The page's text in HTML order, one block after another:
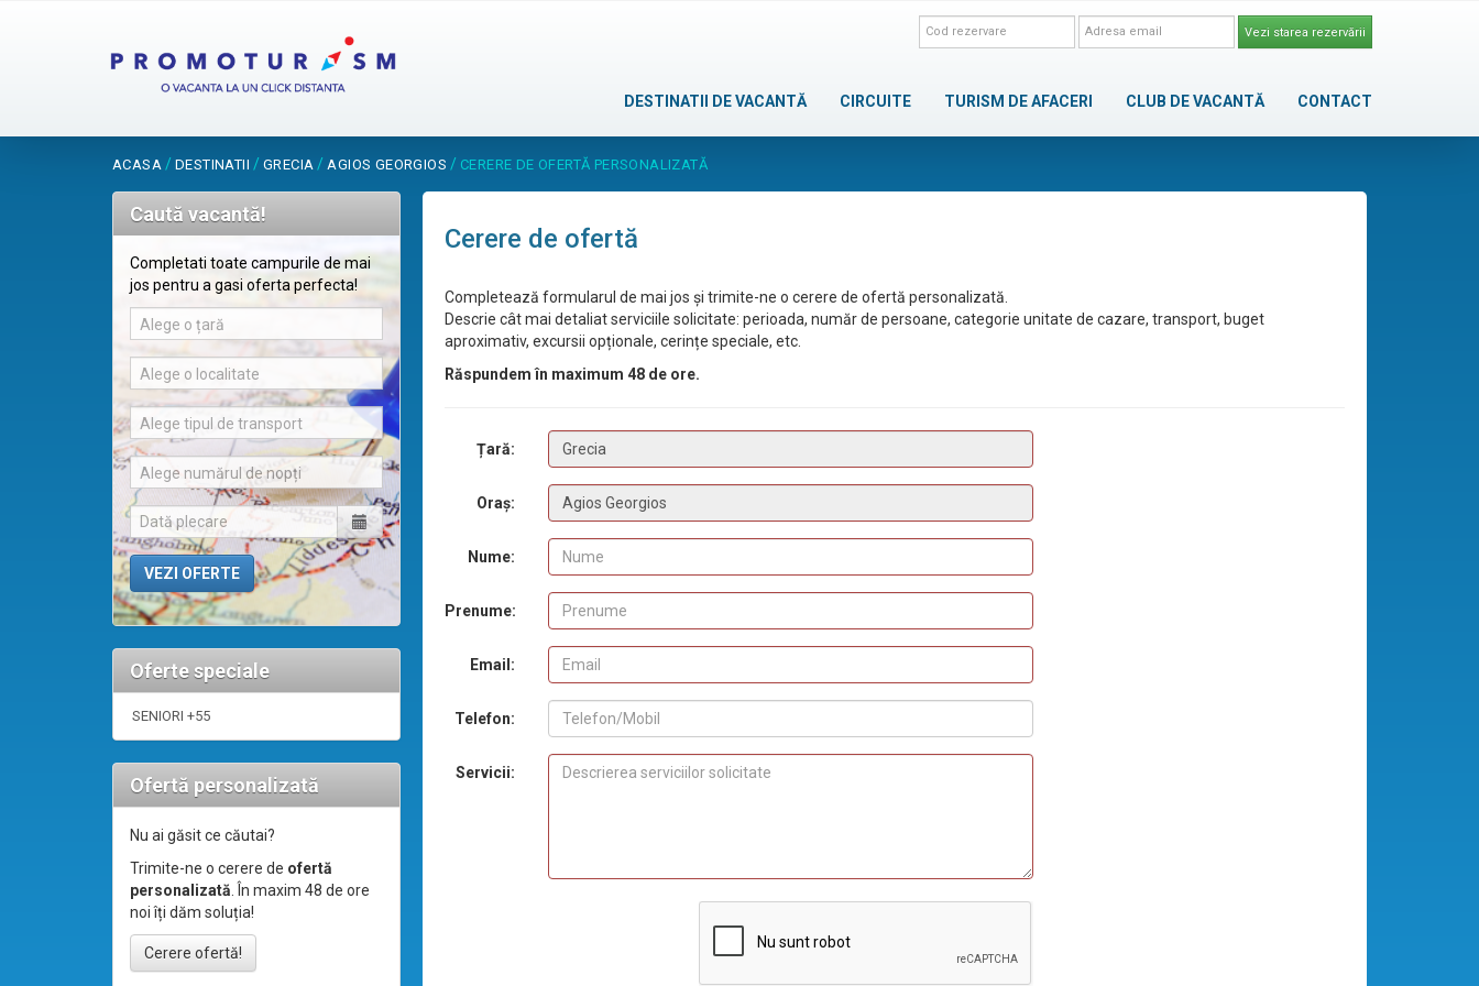
Vezi starea rezervării
DESTINATII DE VACANTĂ CIRCUITE TURISM DE AFACERI CLUB DE VACANTĂ CONTACT
ACASA / DESTINATII / GRECIA /AGIOS GEORGIOS / CERERE DE OFERTĂ PERSONALIZATĂ
Caută vacantă!
Completati toate campurile de mai
jos pentru a gasi oferta perfecta!
Alege o țară
Alege o localitate
Alege tipul de transport
Alege numărul de nopți
Oferte speciale
SENIORI +55
Ofertă personalizată
Nu ai găsit ce căutai?
Trimite-ne o cerere de ofertă
personalizată. În maxim 48 de ore
noi îți dăm soluția!
Cerere ofertă!
Cerere de ofertă
Completează formularul de mai jos și trimite-ne o cerere de ofertă personalizată.
Descrie cât mai detaliat serviciile solicitate: perioada, număr de persoane, categorie unitate de cazare, transport, buget
aproximativ, excursii opționale, cerințe speciale, etc.
Răspundem în maximum 48 de ore.
Țară:
Oraș:
Nume:
Prenume:
Email:
Telefon:
Servicii: